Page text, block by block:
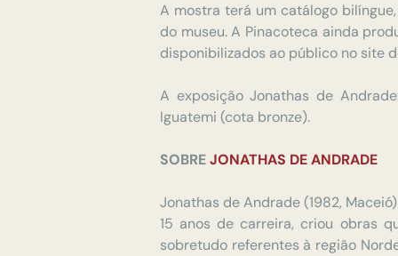
A mostra terá um catálogo
do museu. A Pinacoteca ainda
disponibilizados ao público no site
A exposição Jonathas de
Iguatemi (cota bronze).
SOBREJONATHAS DE ANDRADE
Jonathas de Andrade (1982,
15 anos de carreira, criou obras
sobretudo referentes à região